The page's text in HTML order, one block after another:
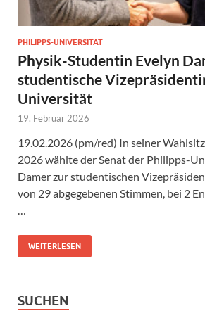
PHILIPPS-UNIVERSITÄT
Physik-Studentin Evelyn
studentische
Universität
19. Februar 2026
19.02.2026 (pm/red) In seiner
2026 wählte der Senat der Philipps-
Damer zur studentischen
von 29 abgegebenen Stimmen, bei 2
WEITERLESEN
SUCHEN